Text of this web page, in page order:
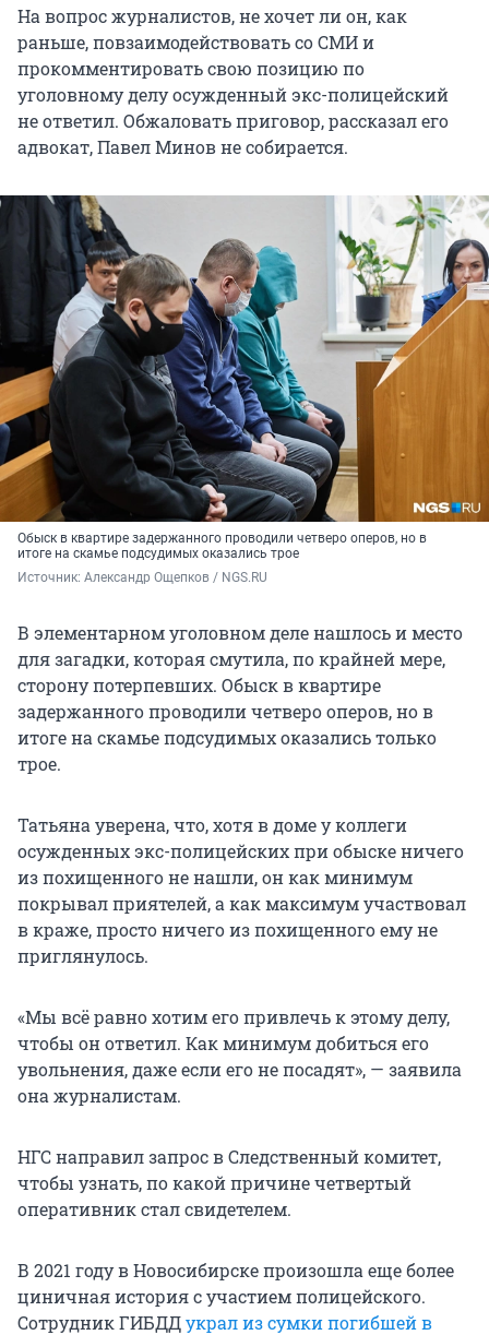
На вопрос журналистов, не хочет ли он, как
раньше, повзаимодействовать со СМИ и
прокомментировать свою позицию по
уголовному делу осужденный экс-полицейский
не ответил. Обжаловать приговор, рассказал его
адвокат, Павел Минов не собирается.
Обыск в квартире задержанного проводили четверо оперов, но в
итоге на скамье подсудимых оказались трое
Источник: Александр Ощепков / NGS.RU
В элементарном уголовном деле нашлось и место
для загадки, которая смутила, по крайней мере,
сторону потерпевших. Обыск в квартире
задержанного проводили четверо оперов, но в
итоге на скамье подсудимых оказались только
трое.
Татьяна уверена, что, хотя в доме у коллеги
осужденных экс-полицейских при обыске ничего
из похищенного не нашли, он как минимум
покрывал приятелей, а как максимум участвовал
в краже, просто ничего из похищенного ему не
приглянулось.
«Мы всё равно хотим его привлечь к этому делу,
чтобы он ответил. Как минимум добиться его
увольнения, даже если его не посадят», — заявила
она журналистам.
НГС направил запрос в Следственный комитет,
чтобы узнать, по какой причине четвертый
оперативник стал свидетелем.
В 2021 году в Новосибирске произошла еще более
циничная история с участием полицейского.
Сотрудник ГИБДДукрал из сумки погибшей в